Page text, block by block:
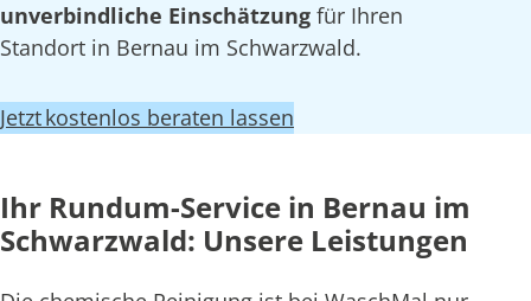
unverbindliche Einschätzung für Ihren
Standort in Bernau im Schwarzwald.
Jetzt kostenlos beraten lassen
Ihr Rundum-Service in Bernau im
Schwarzwald: Unsere Leistungen